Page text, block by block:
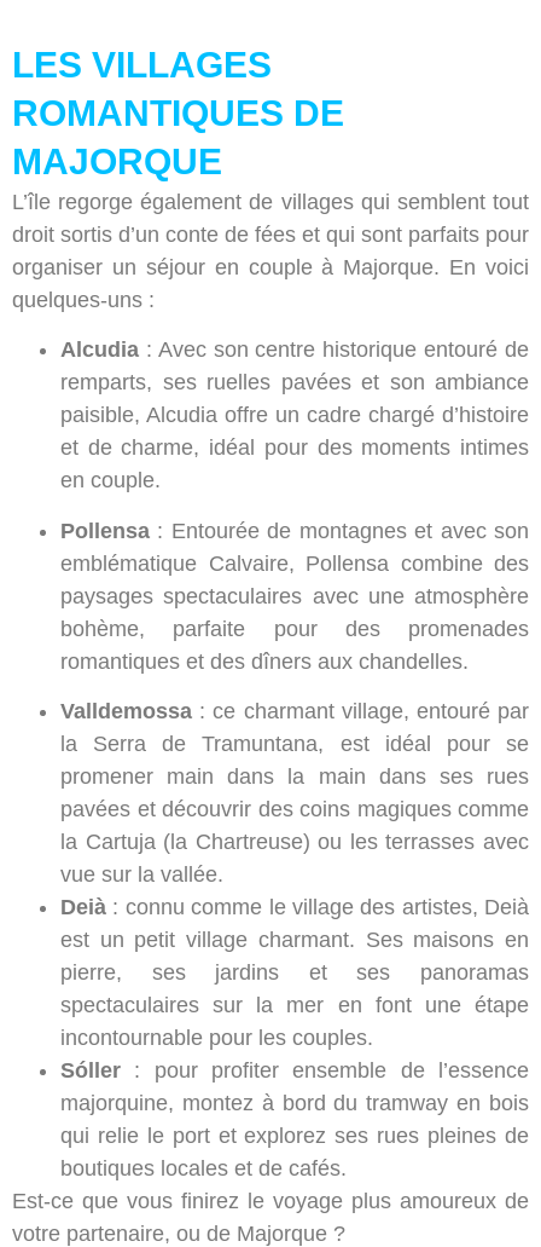
LES VILLAGES
ROMANTIQUES DE
MAJORQUE
L’île regorge également de villages qui semblent tout
droit sortis d’un conte de fées et qui sont parfaits pour
organiser un séjour en couple à Majorque. En voici
quelques-uns :
Alcudia : Avec son centre historique entouré de
remparts, ses ruelles pavées et son ambiance
paisible, Alcudia offre un cadre chargé d’histoire
et de charme, idéal pour des moments intimes
en couple.
Pollensa : Entourée de montagnes et avec son
emblématique Calvaire, Pollensa combine des
paysages spectaculaires avec une atmosphère
bohème, parfaite pour des promenades
romantiques et des dîners aux chandelles.
Valldemossa : ce charmant village, entouré par
la Serra de Tramuntana, est idéal pour se
promener main dans la main dans ses rues
pavées et découvrir des coins magiques comme
la Cartuja (la Chartreuse) ou les terrasses avec
vue sur la vallée.
Deià : connu comme le village des artistes, Deià
est un petit village charmant. Ses maisons en
pierre, ses jardins et ses panoramas
spectaculaires sur la mer en font une étape
incontournable pour les couples.
Sóller : pour profiter ensemble de l’essence
majorquine, montez à bord du tramway en bois
qui relie le port et explorez ses rues pleines de
boutiques locales et de cafés.
Est-ce que vous finirez le voyage plus amoureux de
votre partenaire, ou de Majorque ?